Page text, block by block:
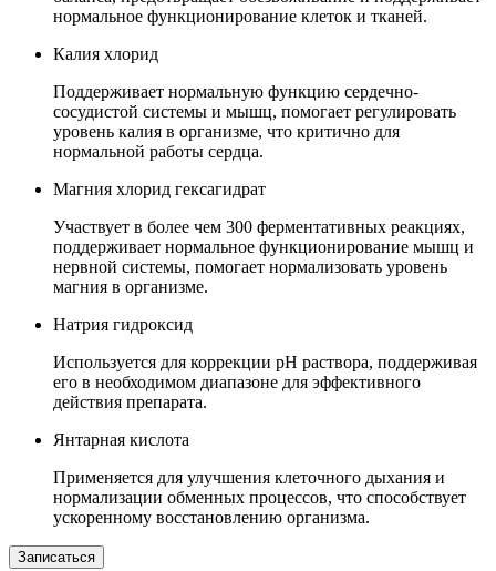
нормальное функционирование клеток и тканей.
Калия хлорид
Поддерживает нормальную функцию сердечно-
сосудистой системы и мышц, помогает регулировать
уровень калия в организме, что критично для
нормальной работы сердца.
Магния хлорид гексагидрат
Участвует в более чем 300 ферментативных реакциях,
поддерживает нормальное функционирование мышц и
нервной системы, помогает нормализовать уровень
магния в организме.
Натрия гидроксид
Используется для коррекции pH раствора, поддерживая
его в необходимом диапазоне для эффективного
действия препарата.
Янтарная кислота
Применяется для улучшения клеточного дыхания и
нормализации обменных процессов, что способствует
ускоренному восстановлению организма.
Записаться